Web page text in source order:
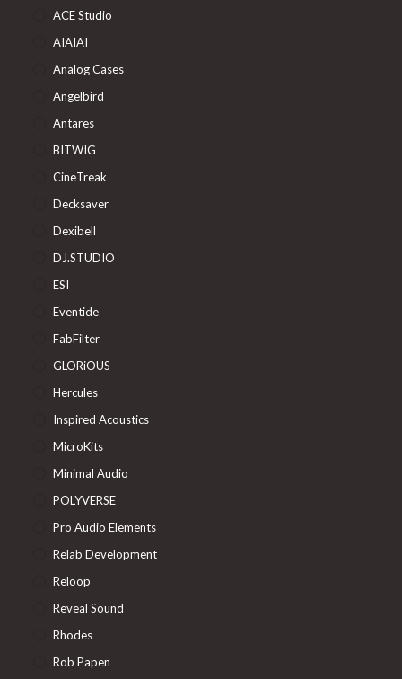
ACE Studio
AIAIAI
Analog Cases
Angelbird
Antares
BITWIG
CineTreak
Decksaver
Dexibell
DJ.STUDIO
ESI
Eventide
FabFilter
GLORiOUS
Hercules
Inspired Acoustics
MicroKits
Minimal Audio
POLYVERSE
Pro Audio Elements
Relab Development
Reloop
Reveal Sound
Rhodes
Rob Papen